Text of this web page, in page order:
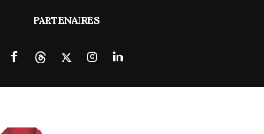
PARTENAIRES